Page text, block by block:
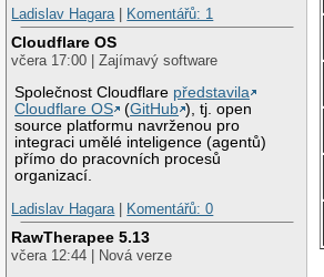
Ladislav Hagara
Komentářů: 1
Cloudflare OS
včera 17:00 | Zajímavý software
Společnost Cloudflare představila
Cloudflare OS
(GitHub ), tj. open
source platformu navrženou pro
integraci umělé inteligence (agentů)
přímo do pracovních procesů
organizací.
Ladislav Hagara
Komentářů: 0
RawTherapee 5.13
včera 12:44 | Nová verze